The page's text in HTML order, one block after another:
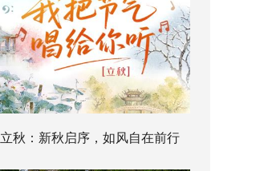
立秋：新秋启序，如风自在前行